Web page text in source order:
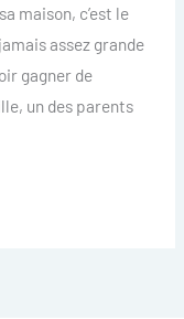
maison, c’est le
assez grande
gagner de
un des parents